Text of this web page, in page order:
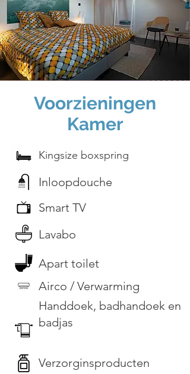
Voorzieningen
Kamer
Kingsize boxspring
Inloopdouche
Smart TV
Lavabo
Apart toilet
Airco / Verwarming
Handdoek, badhandoek en
badjas
Verzorginsproducten